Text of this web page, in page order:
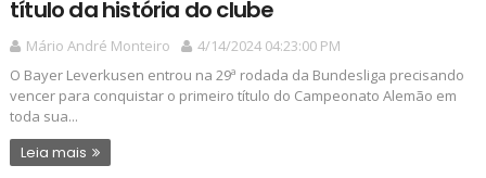
título da história do clube
Mário André Monteiro
4/14/2024 04:23:00 PM
O Bayer Leverkusen entrou na 29ª rodada da Bundesliga precisando
vencer para conquistar o primeiro título do Campeonato Alemão em
toda sua...
Leia mais